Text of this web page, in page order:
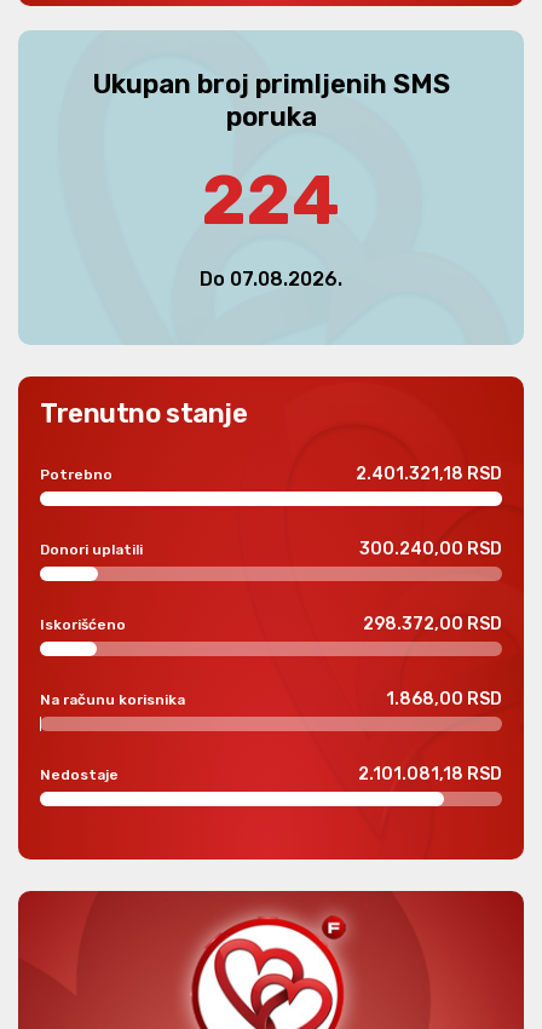
Ukupan broj primljenih SMS
poruka
224
Do 07.08.2026.
Trenutno stanje
Potrebno 2.401.321,18 RSD
Donori uplatili 300.240,00 RSD
Iskorišćeno 298.372,00 RSD
Na računu korisnika 1.868,00 RSD
Nedostaje 2.101.081,18 RSD